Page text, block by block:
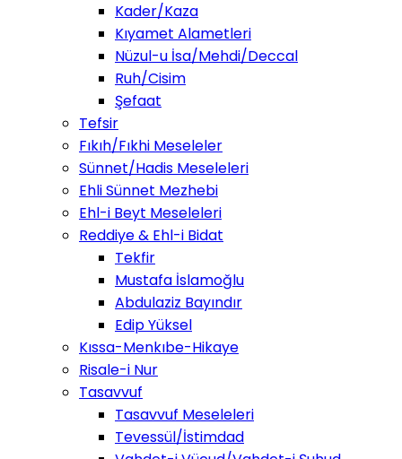
Kader/Kaza
Kıyamet Alametleri
Nüzul-u İsa/Mehdi/Deccal
Ruh/Cisim
Şefaat
Tefsir
Fıkıh/Fıkhi Meseleler
Sünnet/Hadis Meseleleri
Ehli Sünnet Mezhebi
Ehl-i Beyt Meseleleri
Reddiye & Ehl-i Bidat
Tekfir
Mustafa İslamoğlu
Abdulaziz Bayındır
Edip Yüksel
Kıssa-Menkıbe-Hikaye
Risale-i Nur
Tasavvuf
Tasavvuf Meseleleri
Tevessül/İstimdad